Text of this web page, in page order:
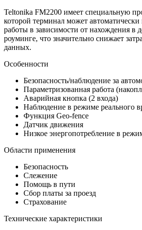
Teltonika FM2200 имеет специальную
которой терминал может
работы в зависимости от нахождения в
роуминге, что значительно снижает
данных.
Особенности
Безопасность/наблюдение за
Параметризованная работа
Аварийная кнопка (2 входа)
Наблюдение в режиме реального
Функция Geo-fence
Датчик движения
Низкое энергопотребление в
Области применения
Безопасность
Слежение
Помощь в пути
Сбор платы за проезд
Страхование
Технические характеристики